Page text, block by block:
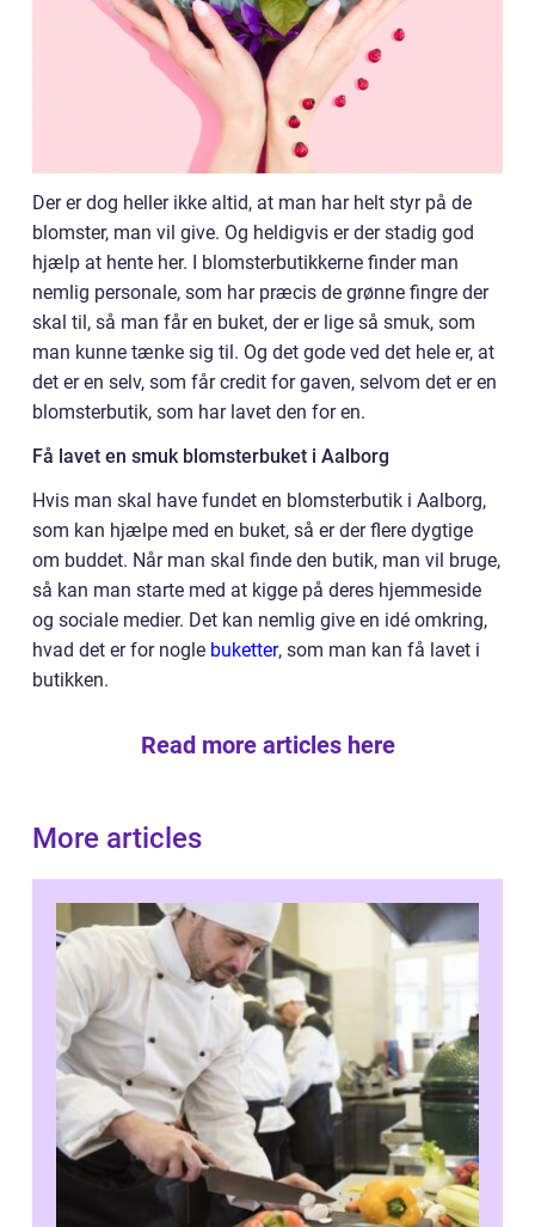
Der er dog heller ikke altid, at man har helt styr på de
blomster, man vil give. Og heldigvis er der stadig god
hjælp at hente her. I blomsterbutikkerne finder man
nemlig personale, som har præcis de grønne fingre der
skal til, så man får en buket, der er lige så smuk, som
man kunne tænke sig til. Og det gode ved det hele er, at
det er en selv, som får credit for gaven, selvom det er en
blomsterbutik, som har lavet den for en.
Få lavet en smuk blomsterbuket i Aalborg
Hvis man skal have fundet en blomsterbutik i Aalborg,
som kan hjælpe med en buket, så er der flere dygtige
om buddet. Når man skal finde den butik, man vil bruge,
så kan man starte med at kigge på deres hjemmeside
og sociale medier. Det kan nemlig give en idé omkring,
hvad det er for nogle buketter, som man kan få lavet i
butikken.
Read more articles here
More articles